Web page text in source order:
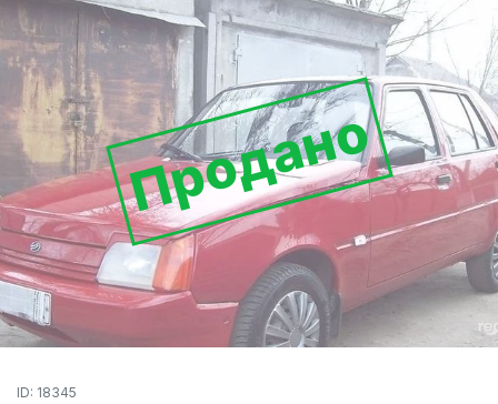
Продано
ID: 18345